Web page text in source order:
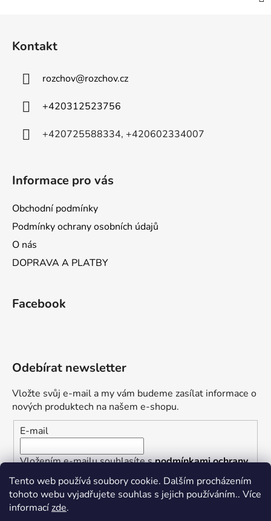
Tento web používá soubory cookie. Dalším procházením
tohoto webu vyjadřujete souhlas s jejich používáním.. Více
informacízde.
Kontakt
rozchov@rozchov.cz
+420312523756
+420725588334, +420602334007
Informace pro vás
Obchodní podmínky
Podmínky ochrany osobních údajů
O nás
DOPRAVA A PLATBY
Facebook
Odebírat newsletter
Vložte svůj e-mail a my vám budeme zasílat informace o
nových produktech na našem e-shopu.
E-mail
Vložením e-mailu souhlasíte spodmínkami ochrany
osobních údajů
PŘIHLÁSIT SE